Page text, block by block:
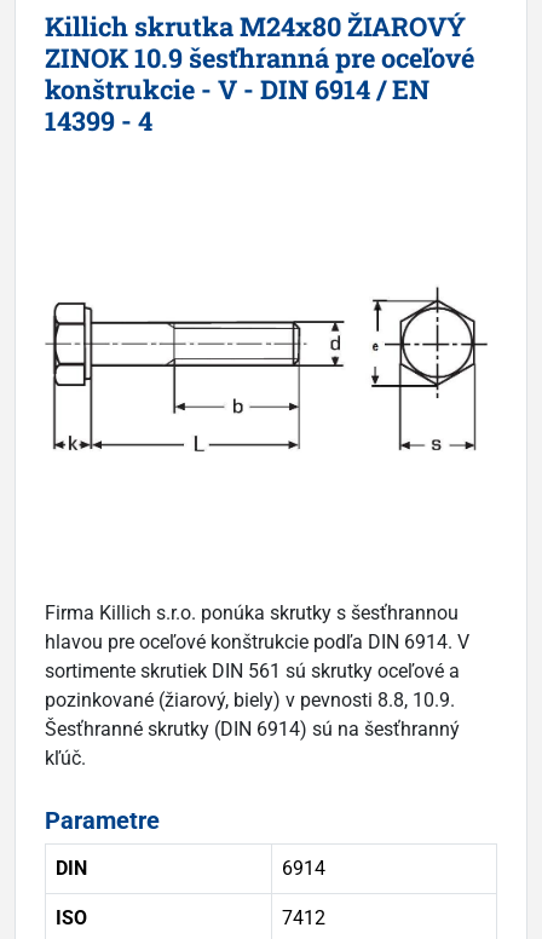
Killich skrutka M24x80 ŽIAROVÝ
ZINOK 10.9 šesťhranná pre oceľové
konštrukcie - V - DIN 6914 / EN
14399 - 4
Firma Killich s.r.o. ponúka skrutky s šesťhrannou
hlavou pre oceľové konštrukcie podľa DIN 6914. V
sortimente skrutiek DIN 561 sú skrutky oceľové a
pozinkované (žiarový, biely) v pevnosti 8.8, 10.9.
Šesťhranné skrutky (DIN 6914) sú na šesťhranný
kľúč.
Parametre
DIN 6914
ISO 7412